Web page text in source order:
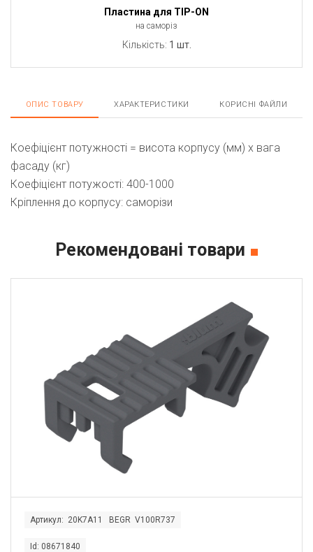
Пластина для TIP-ON
на саморіз
Кількість: 1 шт.
ОПИС ТОВАРУ ХАРАКТЕРИСТИКИ КОРИСНІ ФАЙЛИ
Коефіцієнт потужності = висота корпусу (мм) x вага
фасаду (кг)
Коефіцієнт потужості: 400-1000
Кріплення до корпусу: cаморізи
Рекомендовані товари
Артикул: 20K7A11 BEGR V100R737
Id: 08671840